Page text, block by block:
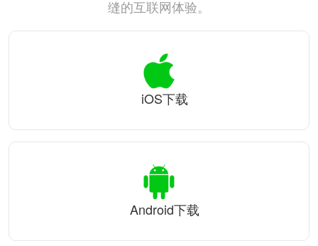
缝的互联网体验。
iOS下载
Android下载